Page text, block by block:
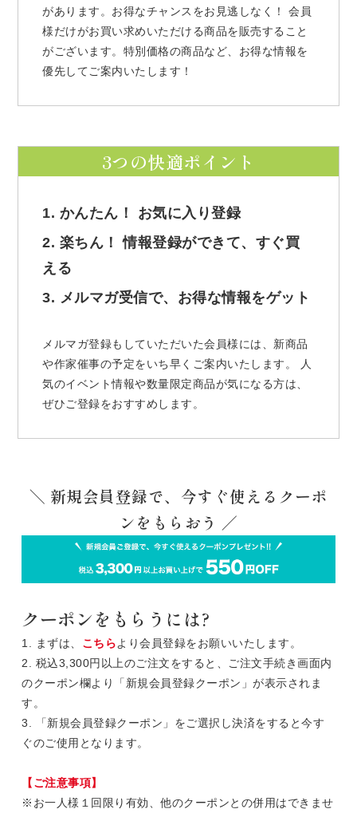
があります。お得なチャンスをお見逃しなく！ 会員
様だけがお買い求めいただける商品を販売すること
がございます。特別価格の商品など、お得な情報を
優先してご案内いたします！
3つの快適ポイント
1. かんたん！ お気に入り登録
2. 楽ちん！ 情報登録ができて、すぐ買
える
3. メルマガ受信で、お得な情報をゲット
メルマガ登録もしていただいた会員様には、新商品
や作家催事の予定をいち早くご案内いたします。 人
気のイベント情報や数量限定商品が気になる方は、
ぜひご登録をおすすめします。
＼ 新規会員登録で、今すぐ使えるクーポ
ンをもらおう ／
クーポンをもらうには?
1. まずは、 こちらより会員登録をお願いいたします。
2. 税込3,300円以上のご注文をすると、ご注文手続き画面内
のクーポン欄より「新規会員登録クーポン」が表示されま
す。
3. 「新規会員登録クーポン」をご選択し決済をすると今す
ぐのご使用となります。
【ご注意事項】
※お一人様１回限り有効、他のクーポンとの併用はできませ